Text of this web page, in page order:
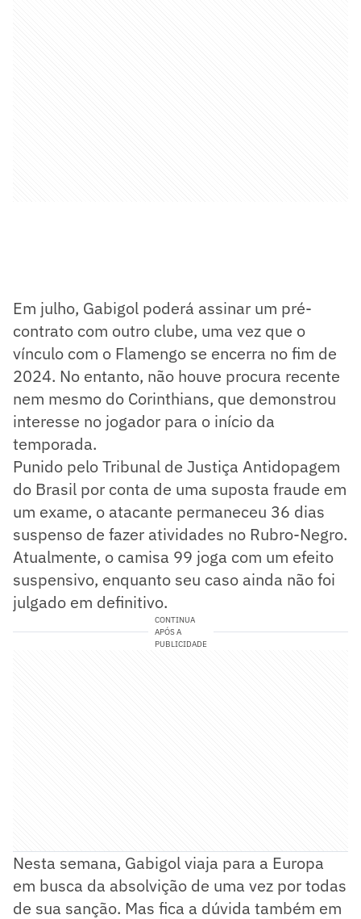
Em julho, Gabigol poderá assinar um pré-
contrato com outro clube, uma vez que o
vínculo com o Flamengo se encerra no fim de
2024. No entanto, não houve procura recente
nem mesmo do Corinthians, que demonstrou
interesse no jogador para o início da
temporada.
Punido pelo Tribunal de Justiça Antidopagem
do Brasil por conta de uma suposta fraude em
um exame, o atacante permaneceu 36 dias
suspenso de fazer atividades no Rubro-Negro.
Atualmente, o camisa 99 joga com um efeito
suspensivo, enquanto seu caso ainda não foi
julgado em definitivo.
CONTINUA
APÓS A
PUBLICIDADE
Nesta semana, Gabigol viaja para a Europa
em busca da absolvição de uma vez por todas
de sua sanção. Mas fica a dúvida também em